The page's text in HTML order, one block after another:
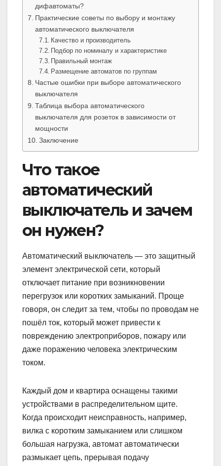
дифавтоматы?
Практические советы по выбору и монтажу
автоматического выключателя
Качество и производитель
Подбор по номиналу и характеристике
Правильный монтаж
Размещение автоматов по группам
Частые ошибки при выборе автоматического
выключателя
Таблица выбора автоматического
выключателя для розеток в зависимости от
мощности
Заключение
Что такое
автоматический
выключатель и зачем
он нужен?
Автоматический выключатель — это защитный
элемент электрической сети, который
отключает питание при возникновении
перегрузок или коротких замыканий. Проще
говоря, он следит за тем, чтобы по проводам не
пошёл ток, который может привести к
повреждению электроприборов, пожару или
даже поражению человека электрическим
током.
Каждый дом и квартира оснащены такими
устройствами в распределительном щите.
Когда происходит неисправность, например,
вилка с коротким замыканием или слишком
большая нагрузка, автомат автоматически
размыкает цепь, прерывая подачу